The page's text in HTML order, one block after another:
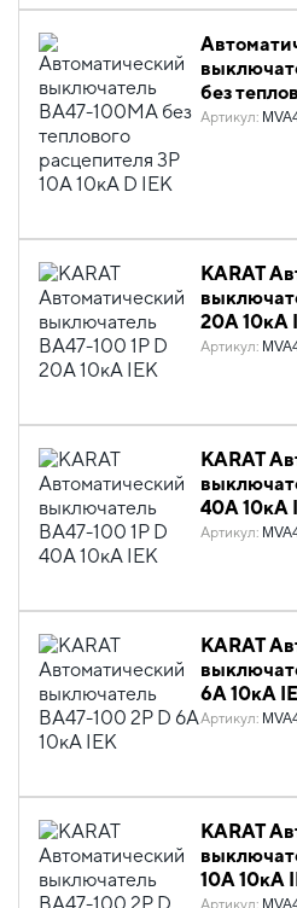
без
10А 10кА
Артикул:
KARAT
20А 10кА
Артикул:
KARAT
40А 10кА
Артикул:
KARAT
6А 10кА
Артикул:
KARAT
10А 10кА
Артикул: